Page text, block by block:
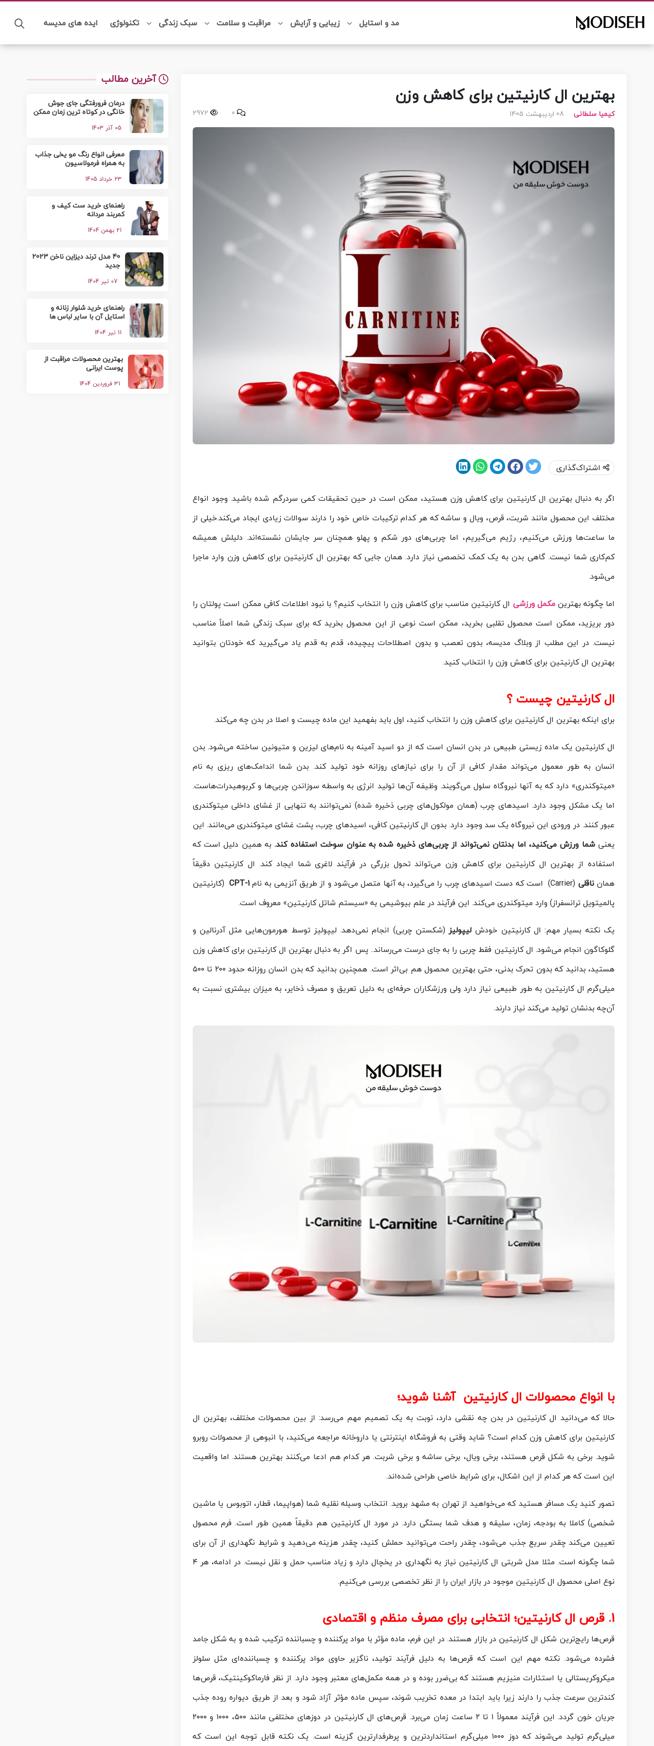
مد و استایل زیبایی و آرایش مراقبت و سلامت سبک زندگی تکنولوژی ایده های مدیسه
بهترین ال کارنیتین برای کاهش وزن
کیمیا سلطانی 08 اردیبهشت 1405 0
اشتراک‌گذاری
اگر به دنبال بهترین ال کارنیتین برای کاهش وزن هستید، ممکن است در حین تحقیقات کمی سردرگم شده‌ باشید. وجود انواع
مختلف این محصول مانند شربت، قرص، ویال و ساشه که هر کدام ترکیبات خاص خود را دارند سوالات زیادی ایجاد می‌کند.خیلی از
ما ساعت‌ها ورزش می‌کنیم، رژیم می‌گیریم، اما چربی‌های دور شکم و پهلو همچنان سر جایشان نشسته‌اند. دلیلش همیشه
کم‌کاری شما نیست. گاهی بدن به یک کمک تخصصی نیاز دارد. همان جایی که بهترین ال کارنیتین برای کاهش وزن وارد ماجرا
می‌شود.
اما چگونه بهترینمکمل ورزشی ال کارنیتین مناسب برای کاهش وزن را انتخاب کنیم؟ با نبود اطلاعات کافی ممکن است پولتان را
دور بریزید، ممکن است محصول تقلبی بخرید، ممکن است نوعی از این محصول بخرید که برای سبک زندگی شما اصلاً مناسب
نیست. در این مطلب از وبلاگ مدیسه، بدون تعصب و بدون اصطلاحات پیچیده، قدم به قدم یاد می‌گیرید که خودتان بتوانید
بهترین ال کارنیتین برای کاهش وزن را انتخاب کنید.
ال کارنیتین چیست ؟
برای اینکه بهترین ال کارنیتین برای کاهش وزن را انتخاب کنید، اول باید بفهمید این ماده چیست و اصلا در بدن چه می‌کند.
ال کارنیتین یک ماده‌ زیستی طبیعی در بدن انسان است که از دو اسید آمینه به نام‌های لیزین و متیونین ساخته می‌شود. بدن
انسان به طور معمول می‌تواند مقدار کافی از آن را برای نیازهای روزانه خود تولید کند. بدن شما اندامک‌های ریزی به نام
«میتوکندری» دارد که به آنها نیروگاه سلول می‌گویند. وظیفه‌ آن‌ها تولید انرژی به واسطه سوزاندن چربی‌ها و کربوهیدرات‌هاست.
اما یک مشکل وجود دارد. اسیدهای چرب (همان مولکول‌های چربی ذخیره شده) نمی‌توانند به تنهایی از غشای داخلی میتوکندری
عبور کنند. در ورودی این نیروگاه یک سد وجود دارد. بدون ال کارنیتین کافی، اسیدهای چرب، پشت غشای میتوکندری می‌مانند. این
یعنیشما ورزش می‌کنید، اما بدنتان نمی‌تواند از چربی‌های ذخیره شده به عنوان سوخت استفاده کند.به همین دلیل است که
استفاده از بهترین ال کارنیتین برای کاهش وزن می‌تواند تحول بزرگی در فرآیند لاغری شما ایجاد کند. ال کارنیتین دقیقاً
همانناقلی (Carrier) است که دست اسیدهای چرب را می‌گیرد، به آنها متصل می‌شود و از طریق آنزیمی به نام CPT-1(کارنیتین
پالمیتویل ترانسفراز) وارد میتوکندری می‌کند. این فرآیند در علم بیوشیمی به «سیستم شاتل کارنیتین» معروف است.
یک نکته بسیار مهم: ال کارنیتین خودش لیپولیز(شکستن چربی) انجام نمی‌دهد. لیپولیز توسط هورمون‌هایی مثل آدرنالین و
گلوکاگون انجام می‌شود. ال کارنیتین فقط چربی را به جای درست می‌رساند.. پس اگر به دنبال بهترین ال کارنیتین برای کاهش وزن
هستید، بدانید که بدون تحرک بدنی، حتی بهترین محصول هم بی‌اثر است. همچنین بدانید که بدن انسان روزانه حدود ۲۰۰ تا ۵۰۰
میلی‌گرم ال کارنیتین به طور طبیعی نیاز دارد ولی ورزشکاران حرفه‌ای به دلیل تعریق و مصرف ذخایر، به میزان بیشتری نسبت به‌
آن‌چه بدنشان تولید می‌کند نیاز دارند.
با انواع محصولات ال کارنیتین آشنا شوید؛
حالا که می‌دانید ال کارنیتین در بدن چه نقشی دارد، نوبت به یک تصمیم مهم می‌رسد: از بین محصولات مختلف، بهترین ال
کارنیتین برای کاهش وزن کدام است؟ شاید وقتی به فروشگاه اینترنتی یا داروخانه مراجعه می‌کنید، با انبوهی از محصولات روبرو
شوید. برخی به شکل قرص هستند، برخی ویال، برخی ساشه و برخی شربت. هر کدام هم ادعا می‌کنند بهترین هستند. اما واقعیت
این است که هر کدام از این اشکال، برای شرایط خاصی طراحی شده‌اند.
تصور کنید یک مسافر هستید که می‌خواهید از تهران به مشهد بروید. انتخاب وسیله نقلیه شما (هواپیما، قطار، اتوبوس یا ماشین
شخصی) کاملا به بودجه، زمان، سلیقه و هدف شما بستگی دارد. در مورد ال کارنیتین هم دقیقاً همین طور است. فرم محصول
تعیین می‌کند چقدر سریع جذب می‌شود، چقدر راحت می‌توانید حملش کنید، چقدر هزینه می‌دهید و شرایط نگهداری از آن برای
شما چگونه است. مثلا مدل شربتی ال کارنیتین نیاز به نگهداری در یخچال دارد و زیاد مناسب حمل و نقل نیست. در ادامه، هر ۴
نوع اصلی محصول ال کارنیتین موجود در بازار ایران را از نظر تخصصی بررسی می‌کنیم.
1. قرص ال کارنیتین؛ انتخابی برای مصرف منظم و اقتصادی
قرص‌ها رایج‌ترین شکل ال کارنیتین در بازار هستند. در این فرم، ماده مؤثر با مواد پرکننده و چسباننده ترکیب شده و به شکل جامد
فشرده می‌شود. نکته مهم این است که قرص‌ها به دلیل فرآیند تولید، ناگزیر حاوی مواد پرکننده و چسباننده‌ای مثل سلولز
میکروکریستالی یا استئارات منیزیم هستند که بی‌ضرر بوده و در همه مکمل‌های معتبر وجود دارد. از نظر فارماکوکینتیک، قرص‌ها
کندترین سرعت جذب را دارند زیرا باید ابتدا در معده تخریب شوند، سپس ماده مؤثر آزاد شود و بعد از طریق دیواره روده جذب
جریان خون گردد. این فرآیند معمولاً ۱ تا ۲ ساعت زمان می‌برد. قرص‌های ال کارنیتین در دوزهای مختلفی مانند ۵۰۰، ۱۰۰۰ و ۲۰۰۰
میلی‌گرم تولید می‌شوند که دوز ۱۰۰۰ میلی‌گرم استانداردترین و پرطرفدارترین گزینه است. یک نکته قابل توجه این است که
آخرین مطالب
درمان فرورفتگی جای جوش
خانگی در کوتاه ترین زمان ممکن
05 آذر 1403
معرفی انواع رنگ مو یخی جذاب
به همراه فرمولاسیون
23 خرداد 1405
راهنمای خرید ست کیف و
کمربند مردانه
21 بهمن 1404
40 مدل ترند دیزاین ناخن 2023
جدید
07 تیر 1404
راهنمای خرید شلوار زنانه و
استایل آن با سایر لباس ها
11 تیر 1404
بهترین محصولات مراقبت از
پوست ایرانی
31 فروردین 1404